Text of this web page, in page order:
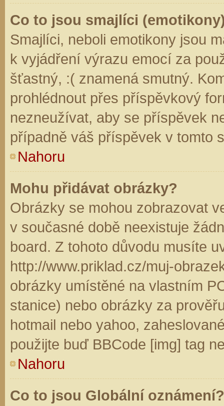
Co to jsou smajlíci
Smajlíci, neboli emotikony jsou
k vyjádření výrazu emocí za
šťastný, :( znamená smutný.
prohlédnout přes příspěvkový
nezneužívat, aby se příspěvek
případně váš příspěvek v tomto
Nahoru
Mohu přidávat obrázky?
Obrázky se mohou zobrazovat
v současné době neexistuje
board. Z tohoto důvodu musíte
http://www.priklad.cz/muj-
obrázky umístěné na vlastním
stanice) nebo obrázky za
hotmail nebo yahoo,
použijte buď BBCode [img] tag
Nahoru
Co to jsou Globální oznámení?